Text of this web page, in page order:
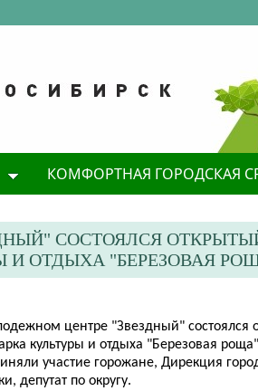
КОМФОРТНАЯ ГОРОДСКАЯ
СОСТОЯЛСЯ
И ОТДЫХА "БЕРЕЗОВАЯ
центре "Звездный" состоялся
культуры и отдыха "Березовая
участие горожане, Дирекция
депутат по округу.